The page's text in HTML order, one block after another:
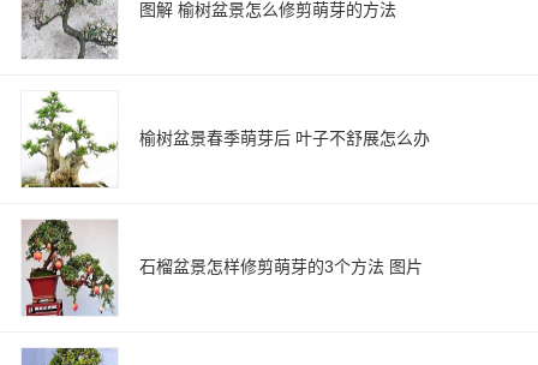
图解 榆树盆景怎么修剪萌芽的方法
榆树盆景春季萌芽后 叶子不舒展怎么办
石榴盆景怎样修剪萌芽的3个方法 图片